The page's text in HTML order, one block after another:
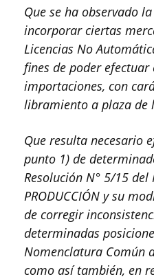
Que se ha observado
incorporar ciertas
Licencias No
fines de poder
importaciones, con
libramiento a plaza de
Que resulta necesario
punto 1) de
Resolución N° 5/15 del
PRODUCCIÓN y su
de corregir
determinadas
Nomenclatura Común
como así también, en